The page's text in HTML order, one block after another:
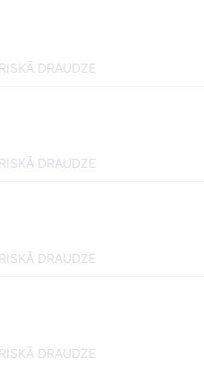
DRAUDZE
DRAUDZE
DRAUDZE
DRAUDZE